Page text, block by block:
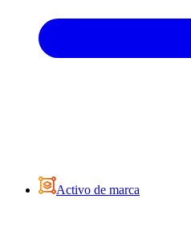
Activo de marca